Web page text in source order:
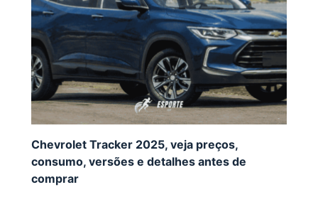
Chevrolet Tracker 2025, veja preços,
consumo, versões e detalhes antes de
comprar